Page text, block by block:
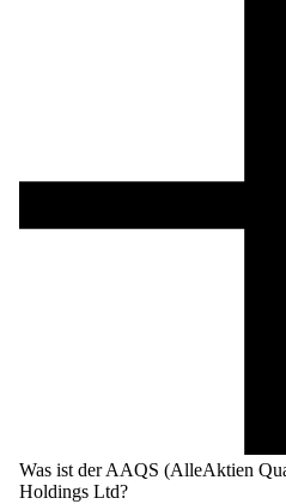
Was ist der AAQS (AlleAktien
Holdings Ltd?